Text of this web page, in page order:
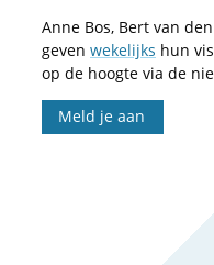
Anne Bos, Bert van
geven wekelijks hun
op de hoogte via de
Meld je aan